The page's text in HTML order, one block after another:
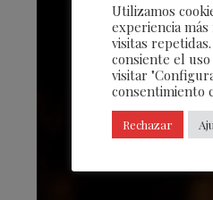
Utilizamos
experiencia
visitas
consiente el uso
visitar
consentimiento
Rechazar